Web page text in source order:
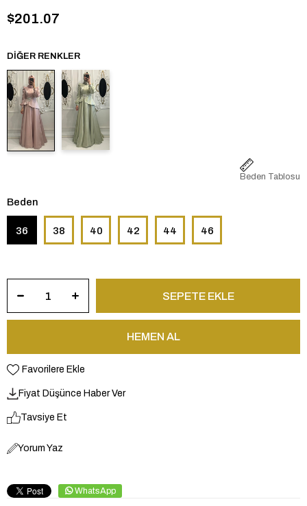
$201.07
DIĞER RENKLER
Beden Tablosu
Beden
36 38 40 42 44 46
Favorilere Ekle
Fiyat Düşünce Haber Ver
Tavsiye Et
Yorum Yaz
WhatsApp